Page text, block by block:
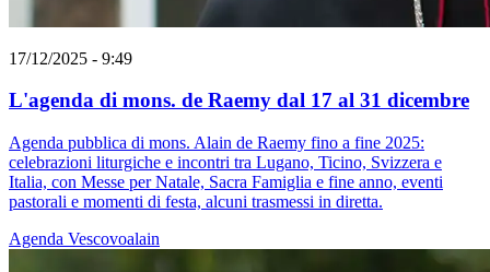
17/12/2025 - 9:49
L'agenda di mons. de Raemy dal 17 al 31 dicembre
Agenda pubblica di mons. Alain de Raemy fino a fine 2025:
celebrazioni liturgiche e incontri tra Lugano, Ticino, Svizzera e
Italia, con Messe per Natale, Sacra Famiglia e fine anno, eventi
pastorali e momenti di festa, alcuni trasmessi in diretta.
Agenda Vescovoalain